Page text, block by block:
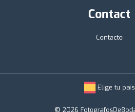
Contact
Contacto
Elige tu país
© 2026